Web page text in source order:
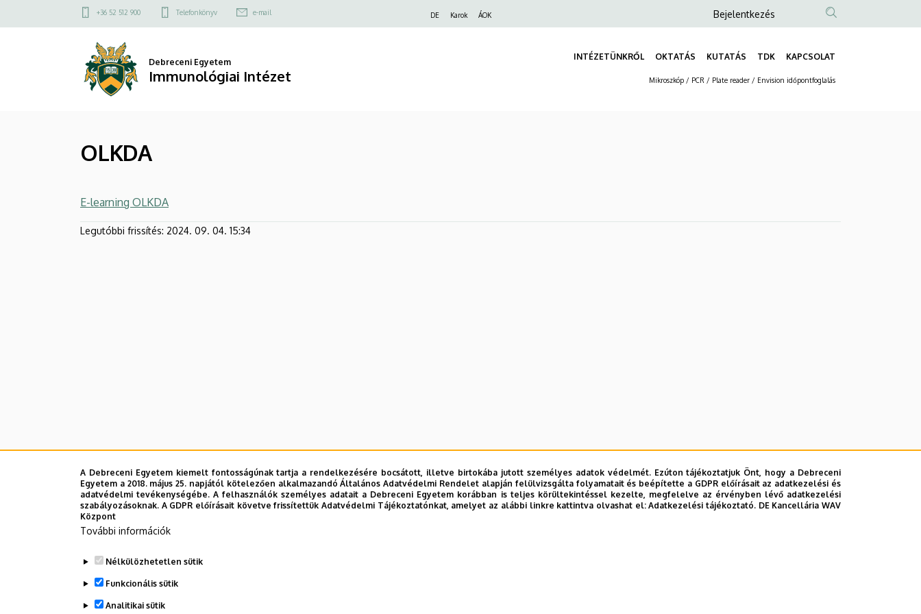
Immunológiai
a
Felső
menü
+36 52 512 900 Telefonkönyv e-mail DE Karok ÁOK
Anonim
fiók
Bejelentkezés
Debreceni Egyetem
Immunológiai Intézet
INTÉZETÜNKRŐL OKTATÁS KUTATÁS TDK KAPCSOLAT
Mikroszkóp / PCR / Plate reader / Envision időpontfoglalás
OLKDA
E-learning OLKDA
Legutóbbi frissítés: 2024. 09. 04. 15:34
A Debreceni Egyetem kiemelt fontosságúnak tartja a rendelkezésére bocsátott, illetve birtokába jutott személyes adatok védelmét. Ezúton tájékoztatjuk Önt, hogy a Debreceni
Egyetem a 2018. május 25. napjától kötelezően alkalmazandó Általános Adatvédelmi Rendelet alapján felülvizsgálta folyamatait és beépítette a GDPR előírásait az adatkezelési és
adatvédelmi tevékenységébe. A felhasználók személyes adatait a Debreceni Egyetem korábban is teljes körültekintéssel kezelte, megfelelve az érvényben lévő adatkezelési
szabályozásoknak. A GDPR előírásait követve frissítettük Adatvédelmi Tájékoztatónkat, amelyet az alábbi linkre kattintva olvashat el:Adatkezelési tájékoztató. DE Kancellária WAV
Központ
További információk
Nélkülözhetetlen sütik
Funkcionális sütik
Analitikai sütik